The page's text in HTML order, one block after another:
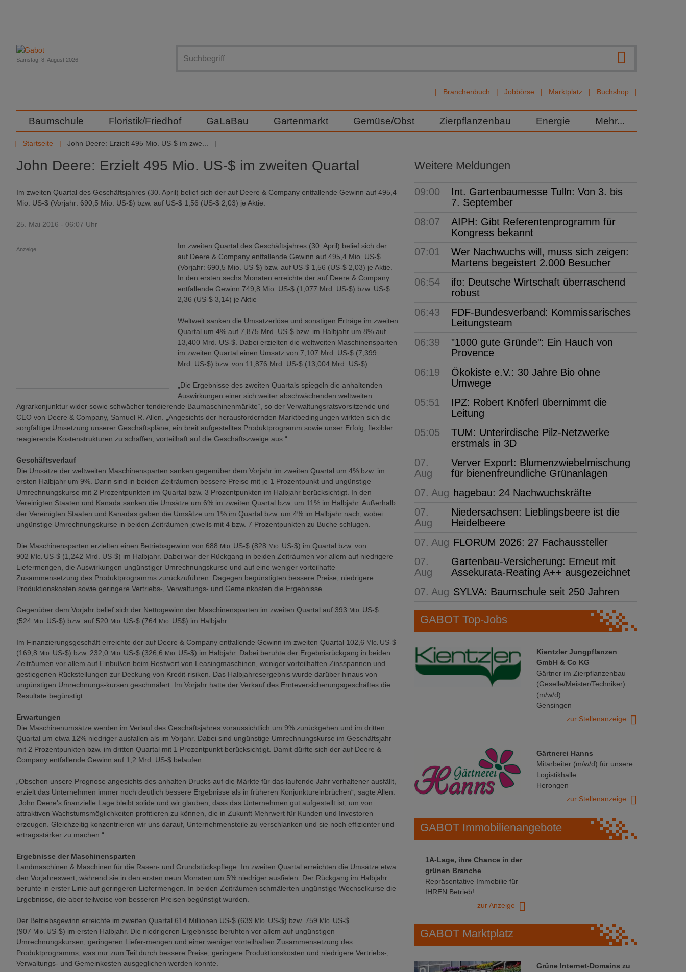
Branchenbuch Jobbörse Marktplatz Buchshop
Samstag, 8. August 2026
Baumschule Floristik/Friedhof GaLaBau Gartenmarkt Gemüse/Obst Zierpflanzenbau Energie Mehr...
Startseite John Deere: Erzielt 495 Mio. US-$ im zwe...
John Deere: Erzielt 495 Mio. US-$ im zweiten Quartal
Im zweiten Quartal des Geschäftsjahres (30. April) belief sich der auf Deere & Company entfallende Gewinn auf 495,4
Mio. US-$ (Vorjahr: 690,5 Mio. US-$) bzw. auf US-$ 1,56 (US-$ 2,03) je Aktie.
25. Mai 2016 - 06:07 Uhr
Anzeige
Im zweiten Quartal des Geschäftsjahres (30. April) belief sich der
auf Deere & Company entfallende Gewinn auf 495,4 Mio. US-$
(Vorjahr: 690,5 Mio. US-$) bzw. auf US-$ 1,56 (US-$ 2,03) je Aktie.
In den ersten sechs Monaten erreichte der auf Deere & Company
entfallende Gewinn 749,8 Mio. US-$ (1,077 Mrd. US-$) bzw. US-$
2,36 (US-$ 3,14) je Aktie
Weltweit sanken die Umsatzerlöse und sonstigen Erträge im zweiten
Quartal um 4% auf 7,875 Mrd. US-$ bzw. im Halbjahr um 8% auf
13,400 Mrd. US-$. Dabei erzielten die weltweiten Maschinensparten
im zweiten Quartal einen Umsatz von 7,107 Mrd. US-$ (7,399
Mrd. US-$) bzw. von 11,876 Mrd. US-$ (13,004 Mrd. US-$).
„Die Ergebnisse des zweiten Quartals spiegeln die anhaltenden
Auswirkungen einer sich weiter abschwächenden weltweiten
Agrarkonjunktur wider sowie schwächer tendierende Baumaschinenmärkte“, so der Verwaltungsratsvorsitzende und
CEO von Deere & Company, Samuel R. Allen. „Angesichts der herausfordernden Marktbedingungen wirkten sich die
sorgfältige Umsetzung unserer Geschäftspläne, ein breit aufgestelltes Produktprogramm sowie unser Erfolg, flexibler
reagierende Kostenstrukturen zu schaffen, vorteilhaft auf die Geschäftszweige aus.“
Geschäftsverlauf
Die Umsätze der weltweiten Maschinensparten sanken gegenüber dem Vorjahr im zweiten Quartal um 4% bzw. im
ersten Halbjahr um 9%. Darin sind in beiden Zeiträumen bessere Preise mit je 1 Prozentpunkt und ungünstige
Umrechnungskurse mit 2 Prozentpunkten im Quartal bzw. 3 Prozentpunkten im Halbjahr berücksichtigt. In den
Vereinigten Staaten und Kanada sanken die Umsätze um 6% im zweiten Quartal bzw. um 11% im Halbjahr. Außerhalb
der Vereinigten Staaten und Kanadas gaben die Umsätze um 1% im Quartal bzw. um 4% im Halbjahr nach, wobei
ungünstige Umrechnungskurse in beiden Zeiträumen jeweils mit 4 bzw. 7 Prozentpunkten zu Buche schlugen.
Die Maschinensparten erzielten einen Betriebsgewinn von 688 Mio. US-$ (828 Mio. US-$) im Quartal bzw. von
902 Mio. US-$ (1,242 Mrd. US-$) im Halbjahr. Dabei war der Rückgang in beiden Zeiträumen vor allem auf niedrigere
Liefermengen, die Auswirkungen ungünstiger Umrechnungskurse und auf eine weniger vorteilhafte
Zusammensetzung des Produktprogramms zurückzuführen. Dagegen begünstigten bessere Preise, niedrigere
Produktionskosten sowie geringere Vertriebs-, Verwaltungs- und Gemeinkosten die Ergebnisse.
Gegenüber dem Vorjahr belief sich der Nettogewinn der Maschinensparten im zweiten Quartal auf 393 Mio. US-$
(524 Mio. US-$) bzw. auf 520 Mio. US-$ (764 Mio. US$) im Halbjahr.
Im Finanzierungsgeschäft erreichte der auf Deere & Company entfallende Gewinn im zweiten Quartal 102,6 Mio. US-$
(169,8 Mio. US-$) bzw. 232,0 Mio. US-$ (326,6 Mio. US-$) im Halbjahr. Dabei beruhte der Ergebnisrückgang in beiden
Zeiträumen vor allem auf Einbußen beim Restwert von Leasingmaschinen, weniger vorteilhaften Zinsspannen und
gestiegenen Rückstellungen zur Deckung von Kredit-risiken. Das Halbjahresergebnis wurde darüber hinaus von
ungünstigen Umrechnungs-kursen geschmälert. Im Vorjahr hatte der Verkauf des Ernteversicherungsgeschäftes die
Resultate begünstigt.
Erwartungen
Die Maschinenumsätze werden im Verlauf des Geschäftsjahres voraussichtlich um 9% zurückgehen und im dritten
Quartal um etwa 12% niedriger ausfallen als im Vorjahr. Dabei sind ungünstige Umrechnungskurse im Geschäftsjahr
mit 2 Prozentpunkten bzw. im dritten Quartal mit 1 Prozentpunkt berücksichtigt. Damit dürfte sich der auf Deere &
Company entfallende Gewinn auf 1,2 Mrd. US-$ belaufen.
„Obschon unsere Prognose angesichts des anhalten Drucks auf die Märkte für das laufende Jahr verhaltener ausfällt,
erzielt das Unternehmen immer noch deutlich bessere Ergebnisse als in früheren Konjunktureinbrüchen“, sagte Allen.
„John Deere’s finanzielle Lage bleibt solide und wir glauben, dass das Unternehmen gut aufgestellt ist, um von
attraktiven Wachstumsmöglichkeiten profitieren zu können, die in Zukunft Mehrwert für Kunden und Investoren
erzeugen. Gleichzeitig konzentrieren wir uns darauf, Unternehmensteile zu verschlanken und sie noch effizienter und
ertragsstärker zu machen.“
Ergebnisse der Maschinensparten
Landmaschinen & Maschinen für die Rasen- und Grundstückspflege. Im zweiten Quartal erreichten die Umsätze etwa
den Vorjahreswert, während sie in den ersten neun Monaten um 5% niedriger ausfielen. Der Rückgang im Halbjahr
beruhte in erster Linie auf geringeren Liefermengen. In beiden Zeiträumen schmälerten ungünstige Wechselkurse die
Ergebnisse, die aber teilweise von besseren Preisen begünstigt wurden.
Der Betriebsgewinn erreichte im zweiten Quartal 614 Millionen US-$ (639 Mio. US-$) bzw. 759 Mio. US-$
(907 Mio. US-$) im ersten Halbjahr. Die niedrigeren Ergebnisse beruhten vor allem auf ungünstigen
Umrechnungskursen, geringeren Liefer-mengen und einer weniger vorteilhaften Zusammensetzung des
Produktprogramms, was nur zum Teil durch bessere Preise, geringere Produktionskosten und niedrigere Vertriebs-,
Verwaltungs- und Gemeinkosten ausgeglichen werden konnte.
Weitere Meldungen
09:00
Int. Gartenbaumesse Tulln: Von 3. bis
7. September
08:07
AIPH: Gibt Referentenprogramm für
Kongress bekannt
07:01
Wer Nachwuchs will, muss sich zeigen:
Martens begeistert 2.000 Besucher
06:54
ifo: Deutsche Wirtschaft überraschend
robust
06:43
FDF-Bundesverband: Kommissarisches
Leitungsteam
06:39
"1000 gute Gründe": Ein Hauch von
Provence
06:19
Ökokiste e.V.: 30 Jahre Bio ohne
Umwege
05:51
IPZ: Robert Knöferl übernimmt die
Leitung
05:05
TUM: Unterirdische Pilz-Netzwerke
erstmals in 3D
07.
Aug
Verver Export: Blumenzwiebelmischung
für bienenfreundliche Grünanlagen
07. Aug hagebau: 24 Nachwuchskräfte
07.
Aug
Niedersachsen: Lieblingsbeere ist die
Heidelbeere
07. Aug FLORUM 2026: 27 Fachaussteller
07.
Aug
Gartenbau-Versicherung: Erneut mit
Assekurata-Reating A++ ausgezeichnet
07. Aug SYLVA: Baumschule seit 250 Jahren
GABOT Top-Jobs
Kientzler Jungpflanzen
GmbH & Co KG
Gärtner im Zierpflanzenbau
(Geselle/Meister/Techniker)
(m/w/d)
Gensingen
zur Stellenanzeige
Gärtnerei Hanns
Mitarbeiter (m/w/d) für unsere
Logistikhalle
Herongen
zur Stellenanzeige
GABOT Immobilienangebote
1A-Lage, ihre Chance in der
grünen Branche
Repräsentative Immobilie für
IHREN Betrieb!
zur Anzeige
GABOT Marktplatz
Grüne Internet-Domains zu